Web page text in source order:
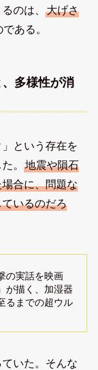
のは、 大げさ
ある。
、多様性が消
という存在を
。 地震や隕石
合に、問題な
いるのだろ
の実話を映画
が描く、加湿器
るまでの超ウル
いた。そんな